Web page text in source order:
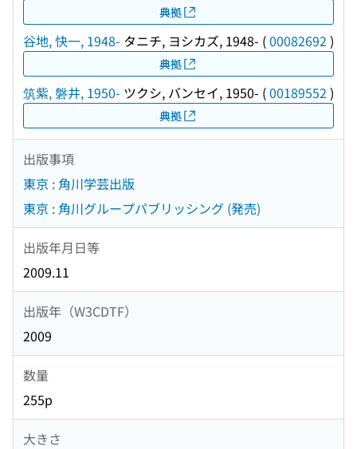
典拠
谷地, 快一, 1948- タニチ, ヨシカズ, 1948- (00082692 )
典拠
筑紫, 磐井, 1950- ツクシ, バンセイ, 1950- (00189552 )
典拠
出版事項
東京 : 角川学芸出版
東京 : 角川グループパブリッシング (発売)
出版年月日等
2009.11
出版年（W3CDTF）
2009
数量
255p
大きさ